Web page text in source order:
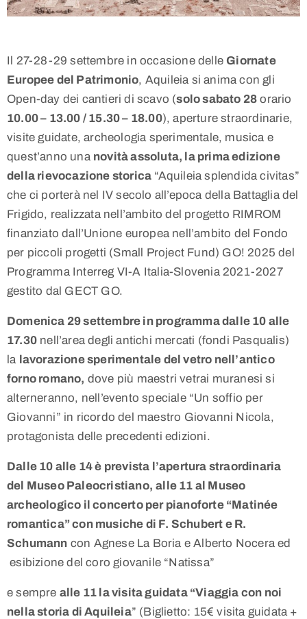
Il 27-28-29 settembre in occasione delle Giornate
Europee del Patrimonio, Aquileia si anima con gli
Open-day dei cantieri di scavo (solo sabato 28 orario
10.00 – 13.00 / 15.30 – 18.00), aperture straordinarie,
visite guidate, archeologia sperimentale, musica e
quest’anno una novità assoluta, la prima edizione
della rievocazione storica “Aquileia splendida civitas”
che ci porterà nel IV secolo all’epoca della Battaglia del
Frigido, realizzata nell’ambito del progetto RIMROM
finanziato dall’Unione europea nell’ambito del Fondo
per piccoli progetti (Small Project Fund) GO! 2025 del
Programma Interreg VI-A Italia-Slovenia 2021-2027
gestito dal GECT GO.
Domenica 29 settembre in programma dalle 10 alle
17.30 nell’area degli antichi mercati (fondi Pasqualis)
la lavorazione sperimentale del vetro nell’antico
forno romano, dove più maestri vetrai muranesi si
alterneranno, nell’evento speciale “Un soffio per
Giovanni” in ricordo del maestro Giovanni Nicola,
protagonista delle precedenti edizioni.
Dalle 10 alle 14 è prevista l’apertura straordinaria
del Museo Paleocristiano, alle 11 al Museo
archeologico il concerto per pianoforte “Matinée
romantica” con musiche di F. Schubert e R.
Schumann con Agnese La Boria e Alberto Nocera ed
esibizione del coro giovanile “Natissa”
e sempre alle 11 la visita guidata “Viaggia con noi
nella storia di Aquileia” (Biglietto: 15€ visita guidata +